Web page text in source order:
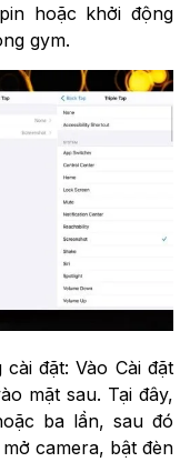
hoặc khởi động
gym.
đặt: Vào Cài đặt
mặt sau. Tại đây,
ba lần, sau đó
camera, bật đèn